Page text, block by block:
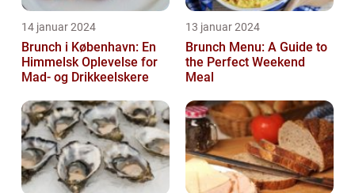
14 januar 2024
Brunch i København: En
Himmelsk Oplevelse for
Mad- og Drikkeelskere
13 januar 2024
Brunch Menu: A Guide to
the Perfect Weekend
Meal